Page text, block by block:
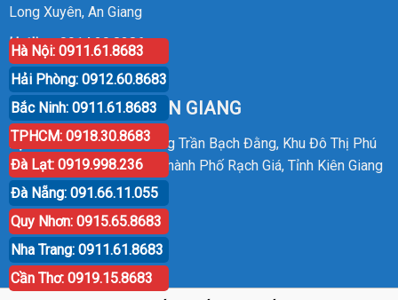
Long Xuyên, An Giang
Hotline:0914.20.8386
TẠI RẠCH GIÁ - KIÊN GIANG
Địa chỉ: P30 Căn 07 Đường Trần Bạch Đằng, Khu Đô Thị Phú
Cường, Phường An Hòa, Thành Phố Rạch Giá, Tỉnh Kiên Giang
Hotline:0914.20.8386
Hà Nội: 0911.61.8683
Hải Phòng: 0912.60.8683
Bắc Ninh: 0911.61.8683
TPHCM: 0918.30.8683
Đà Lạt: 0919.998.236
Đà Nẵng: 091.66.11.055
Quy Nhơn: 0915.65.8683
Nha Trang: 0911.61.8683
Cần Thơ: 0919.15.8683